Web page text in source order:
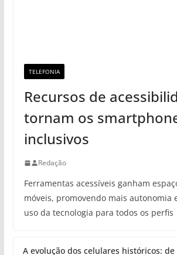
TELEFONIA
Recursos de
tornam os
inclusivos
Redação
Ferramentas acessíveis ganham
móveis, promovendo mais autonomia
uso da tecnologia para todos os perfis
A evolução dos celulares históricos: de